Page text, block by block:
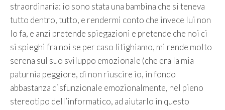
straordinaria: io sono stata una bambina che si teneva
tutto dentro, tutto, e rendermi conto che invece lui non
lo fa, e anzi pretende spiegazioni e pretende che noi ci
si spieghi fra noi se per caso litighiamo, mi rende molto
serena sul suo sviluppo emozionale (che era la mia
paturnia peggiore, di non riuscire io, in fondo
abbastanza disfunzionale emozionalmente, nel pieno
stereotipo dell’informatico, ad aiutarlo in questo